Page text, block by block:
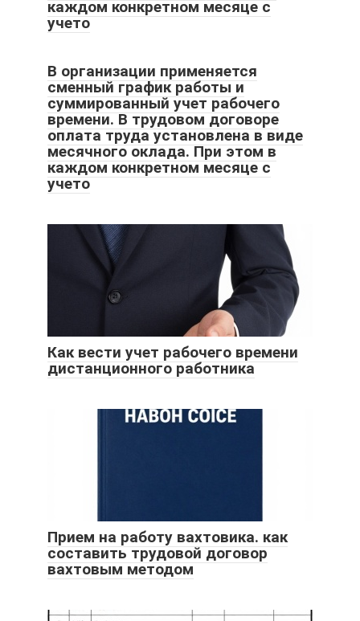
каждом конкретном месяце с
учето
В организации применяется
сменный график работы и
суммированный учет рабочего
времени. В трудовом договоре
оплата труда установлена в виде
месячного оклада. При этом в
каждом конкретном месяце с
учето
Как вести учет рабочего времени
дистанционного работника
Прием на работу вахтовика. как
составить трудовой договор
вахтовым методом